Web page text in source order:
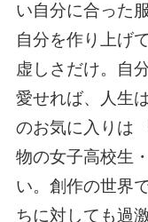
い自分に合った
自分を作り上げ
虚しさだけ。自
愛せれば、人生
のお気に入りは
物の女子高校生
い。創作の世界
ちに対しても過